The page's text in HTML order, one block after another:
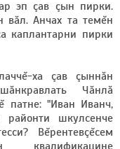
эп çав çын пирки.
вăл. Анчах та темĕн
каплантарни пирки
ха çав çыннăн
Чăнлă
патне: "Иван Иванч,
шкулсенче
Вĕрентевçĕсем